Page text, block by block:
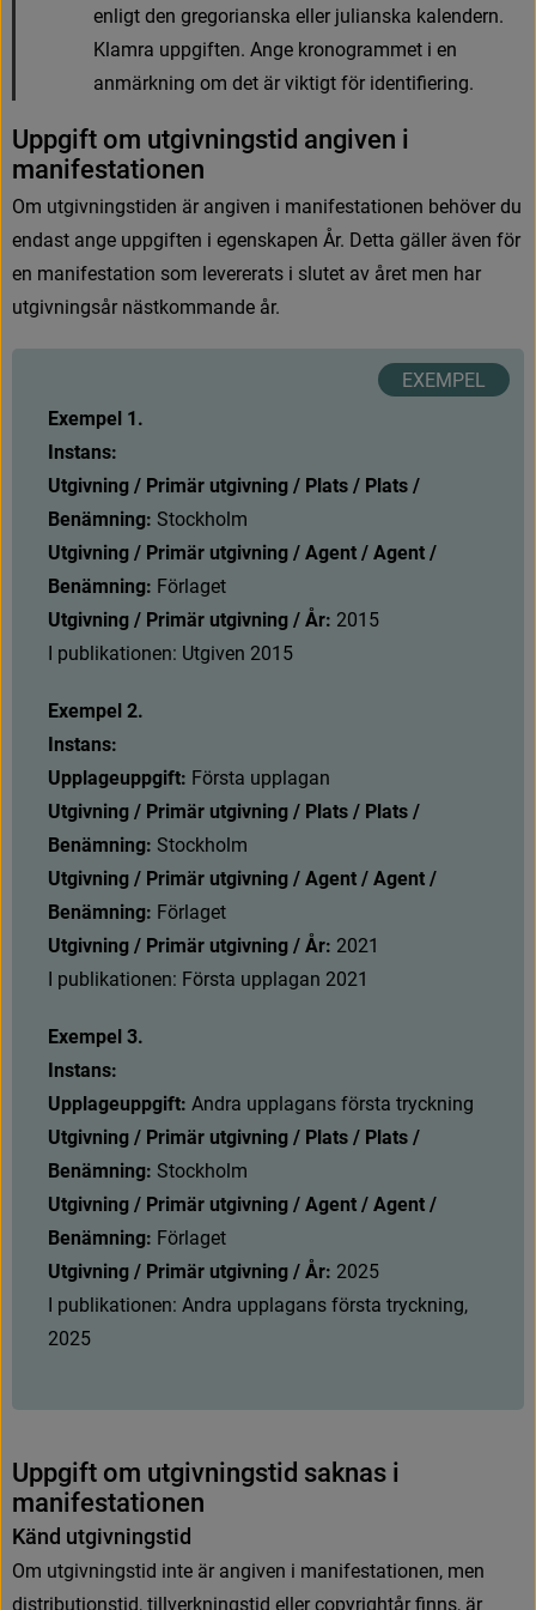
enligt den gregorianska eller julianska kalendern.
Klamra uppgiften. Ange kronogrammet i en
anmärkning om det är viktigt för identifering.
Uppgift om utgivningstid angiven i
manifestationen
Om utgivningstiden är angiven i manifestationen behöver du
endast ange uppgiften i egenskapen År. Detta gäller även för
en manifestation som levererats i slutet av året men har
utgivningsår nästkommande år.
Exempel 1.
Instans:
Utgivning / Primär utgivning / Plats / Plats /
Benämning: Stockholm
Utgivning / Primär utgivning / Agent / Agent /
Benämning: Förlaget
Utgivning / Primär utgivning / År: 2015
I publikationen: Utgiven 2015
Exempel 2.
Instans:
Upplageuppgift: Första upplagan
Utgivning / Primär utgivning / Plats / Plats /
Benämning: Stockholm
Utgivning / Primär utgivning / Agent / Agent /
Benämning: Förlaget
Utgivning / Primär utgivning / År: 2021
I publikationen: Första upplagan 2021
Exempel 3.
Instans:
Upplageuppgift: Andra upplagans första tryckning
Utgivning / Primär utgivning / Plats / Plats /
Benämning: Stockholm
Utgivning / Primär utgivning / Agent / Agent /
Benämning: Förlaget
Utgivning / Primär utgivning / År: 2025
I publikationen: Andra upplagans första tryckning,
2025
Uppgift om utgivningstid sa knas i
manifestationen
Känd utgivningstid
Om utgivningstid inte är angiven i manifestationen, men
distributionstid, tillverkningstid eller copyrightår fnns, är